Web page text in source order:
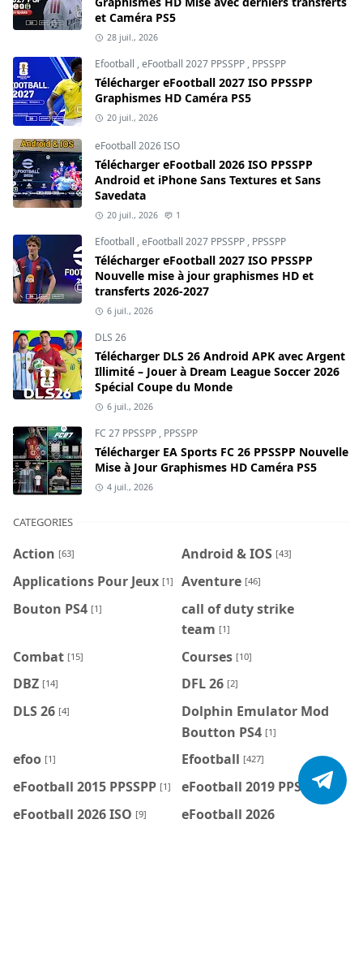
et Caméra PS5
28 juil., 2026
Efootball ,eFootball 2027 PPSSPP , PPSSPP
Télécharger eFootball 2027 ISO PPSSPP
Graphismes HD Caméra PS5
20 juil., 2026
eFootball 2026 ISO
Télécharger eFootball 2026 ISO PPSSPP
Android et iPhone Sans Textures et Sans
Savedata
20 juil., 2026 1
Efootball ,eFootball 2027 PPSSPP , PPSSPP
Télécharger eFootball 2027 ISO PPSSPP
Nouvelle mise à jour graphismes HD et
transferts 2026-2027
6 juil., 2026
DLS 26
Télécharger DLS 26 Android APK avec Argent
Illimité – Jouer à Dream League Soccer 2026
Spécial Coupe du Monde
6 juil., 2026
FC 27 PPSSPP , PPSSPP
Télécharger EA Sports FC 26 PPSSPP Nouvelle
Mise à Jour Graphismes HD Caméra PS5
4 juil., 2026
CATEGORIES
Action [63] Android & IOS [43]
Applications Pour Jeux [1] Aventure [46]
Bouton PS4 [1]
call of duty strike
team [1]
Combat [15] Courses [10]
DBZ [14] DFL 26 [2]
DLS 26 [4]
Dolphin Emulator Mod
Boutton PS4 [1]
efoo [1] Efootball [427]
eFootball 2015 PPSSPP [1] eFootball 2019 PPSSPP [1]
eFootball 2026 ISO [9]
eFootball 2026